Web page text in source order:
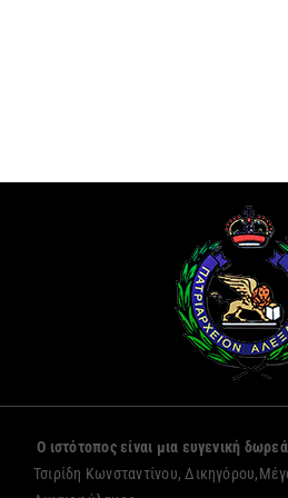
Ο ιστότοπος είναι μια ευγενική
Τσιρίδη Κωνσταντίνου,